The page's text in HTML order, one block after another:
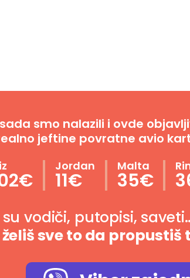
smo nalazili i ovde
jeftine povratne avio
Jordan
11€
Malta
35€
su vodiči, putopisi,
želiš sve to da propustiš